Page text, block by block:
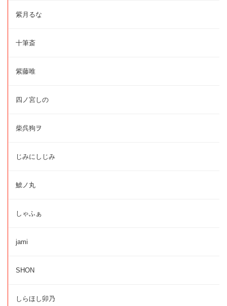
紫月るな
十筆斎
紫藤唯
四ノ宮しの
柴呉狗ヲ
じみにしじみ
鯱ノ丸
しゃふぁ
jami
SHON
しらほし卯乃